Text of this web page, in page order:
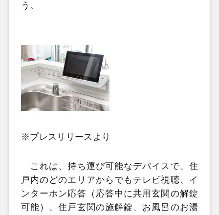
う。
※プレスリリースより
これは、持ち運び可能なデバイスで、住
戸内のどのエリアからでもテレビ視聴、イ
ンターホン応答（応答中に共用玄関の解錠
可能）、住戸玄関の施解錠、お風呂のお湯